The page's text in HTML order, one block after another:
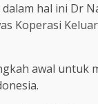
hal ini Dr
Koperasi
awal untuk